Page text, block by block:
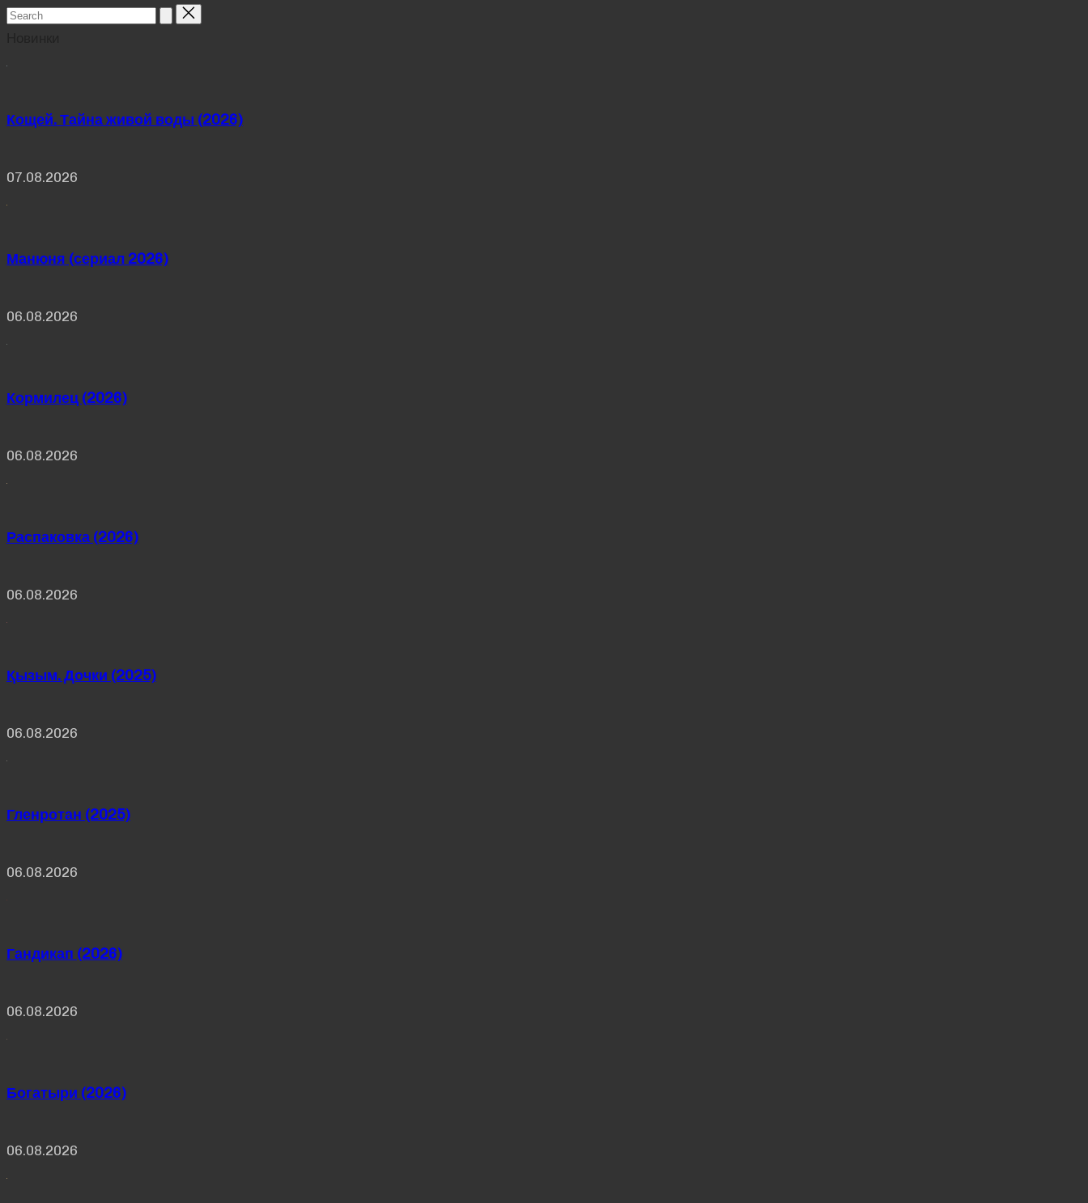
Search
Кощей. Тайна живой воды (2026)
07.08.2026
Манюня (сериал 2026)
06.08.2026
Кормилец (2026)
06.08.2026
Распаковка (2026)
06.08.2026
Қызым. Дочки (2025)
06.08.2026
Гленротан (2025)
06.08.2026
Гандикап (2026)
06.08.2026
Богатыри (2026)
06.08.2026